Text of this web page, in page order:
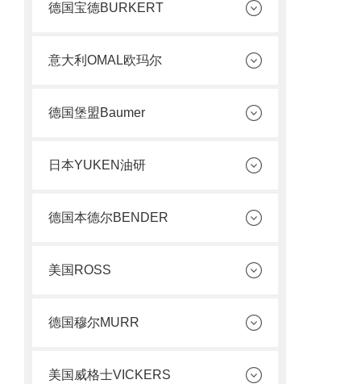
德国宝德BURKERT
意大利OMAL欧玛尔
德国堡盟Baumer
日本YUKEN油研
德国本德尔BENDER
美国ROSS
德国穆尔MURR
美国威格士VICKERS